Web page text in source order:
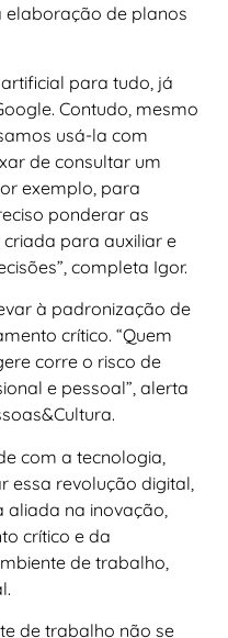
de planos
para tudo, já
Contudo, mesmo
usá-la com
de consultar um
exemplo, para
ponderar as
para auxiliar e
completa Igor.
à padronização de
crítico. “Quem
corre o risco de
e pessoal”, alerta
com a tecnologia,
essa revolução digital,
na inovação,
crítico e da
de trabalho,
de trabalho não se